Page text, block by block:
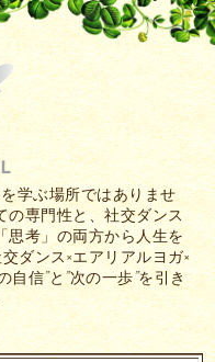
学ぶ場所ではありませ
の専門性と、社交ダンス
思考」の両方から人生を
ダンス×エアリアルヨガ×
信”と”次の一歩”を引き